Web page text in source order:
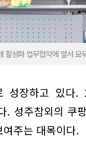
성화 업무협약에 앞서 모
성장하고 있다.
성주참외의 쿠
주는 대목이다.